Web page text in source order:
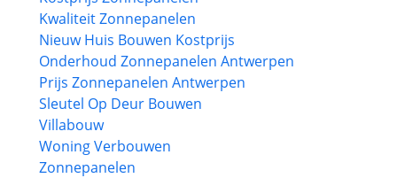
Kwaliteit Zonnepanelen
Nieuw Huis Bouwen Kostprijs
Onderhoud Zonnepanelen Antwerpen
Prijs Zonnepanelen Antwerpen
Sleutel Op Deur Bouwen
Villabouw
Woning Verbouwen
Zonnepanelen